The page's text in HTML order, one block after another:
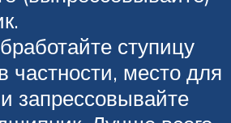
ступицу
частности, место для
запрессовывайте